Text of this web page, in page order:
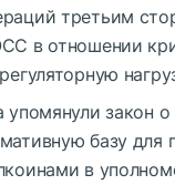
третьим
в отношении
закон о
базу для
в